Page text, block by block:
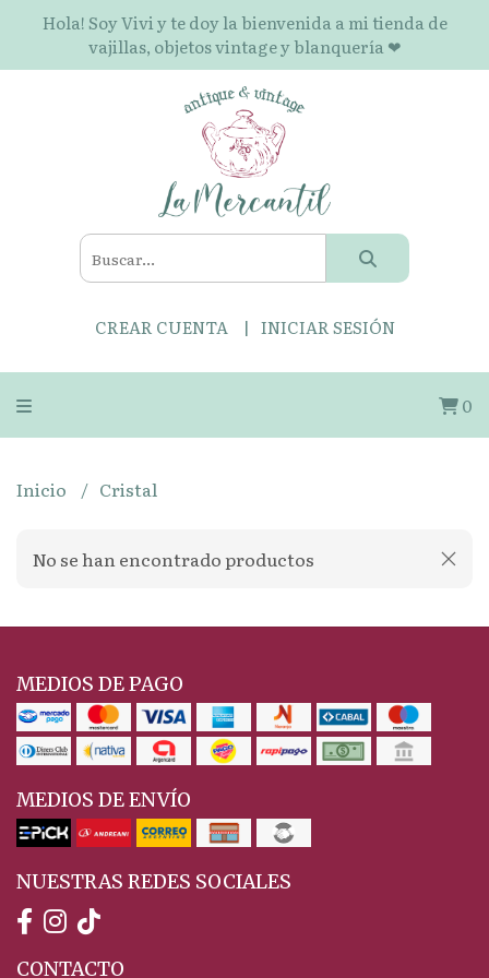
Hola! Soy Vivi y te doy la bienvenida a mi tienda de
vajillas, objetos vintage y blanquería ❤
CREAR CUENTA INICIAR SESIÓN
0
Inicio Cristal
No se han encontrado productos
MEDIOS DE PAGO
MEDIOS DE ENVÍO
NUESTRAS REDES SOCIALES
CONTACTO